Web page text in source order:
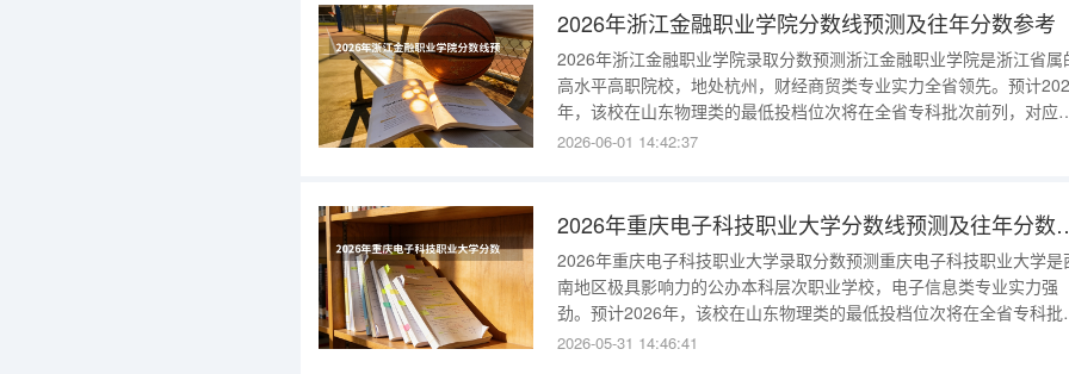
2026年浙江金融职业学院分数线预测及往年分数参考
2026年浙江金融职业学院录取分数预测浙江金融职业学院是浙江省属
高水平高职院校，地处杭州，财经商贸类专业实力全省领先。预计
年，该校在山东物理类的最低投档位次将在全省专科批次前列，对应
数约为430-445分；历史类考生分数约为435-450分。其金融管理、
2026-06-01 14:42:37
2026年重庆电子
2026年重庆电子科技职业大学录取分数预测重庆电子科技职业大学是
南地区极具影响力的公办本科层次职业学校，电子信息类专业实力强
劲。预计2026年，该校在山东物理类的最低投档位次将在全省专科批
前列，对应分数约为445-460分。其通信技术、微电子技术等王牌专
2026-05-31 14:46:41